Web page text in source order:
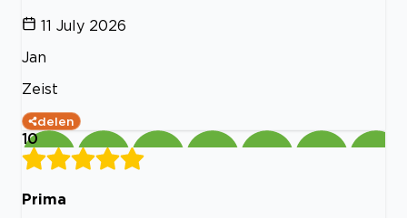
11 July 2026
Jan
Zeist
delen
10
Prima